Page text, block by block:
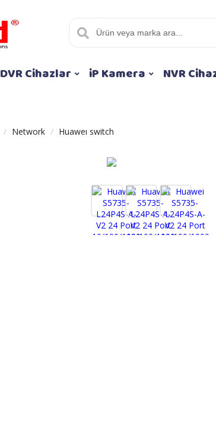
DVR Cihazlar iP Kamera NVR
Network Huaweı switch